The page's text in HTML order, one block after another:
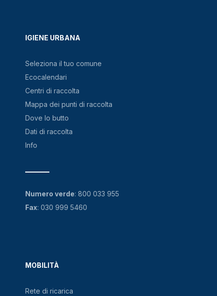
IGIENE URBANA
Seleziona il tuo comune
Ecocalendari
Centri di raccolta
Mappa dei punti di raccolta
Dove lo butto
Dati di raccolta
Info
MOBILITÀ
Rete di ricarica
Numero verde: 800 033 955
Fax: 030 999 5460